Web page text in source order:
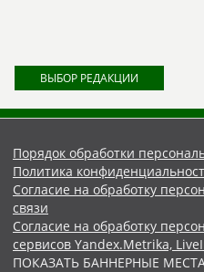
ВЫБОР РЕДАКЦИИ
Порядок обработки
Политика
Согласие на обработку
связи
Согласие на обработку
сервисов Yandex.Metrika,
ПОКАЗАТЬ БАННЕРНЫЕ